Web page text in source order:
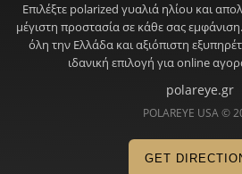
Επιλέξτε polarized γυαλιά ηλίου και
μέγιστη προστασία σε κάθε σας
όλη την Ελλάδα και αξιόπιστη
ιδανική επιλογή για online
polareye.gr
POLAREYE USA ©
GET